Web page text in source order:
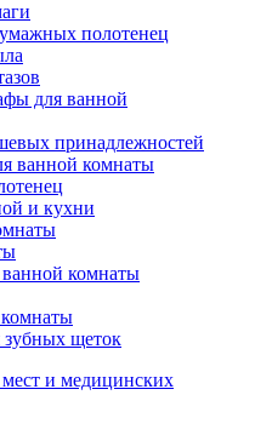
полотенец
для ванной
принадлежностей
ванной комнаты
и кухни
комнаты
зубных щеток
и медицинских